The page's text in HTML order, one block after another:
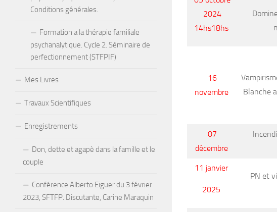
2024
14hs18hs
16
novembre
Blanche
07
décembre
11 janvier
2025
PN et
Conditions générales.
Formation a la thérapie familiale
psychanalytique. Cycle 2. Séminaire de
perfectionnement (STFPIF)
Mes Livres
Travaux Scientifiques
Enregistrements
Don, dette et agapè dans la famille et le
couple
Conférence Alberto Eiguer du 3 février
2023, SFTFP. Discutante, Carine Maraquin